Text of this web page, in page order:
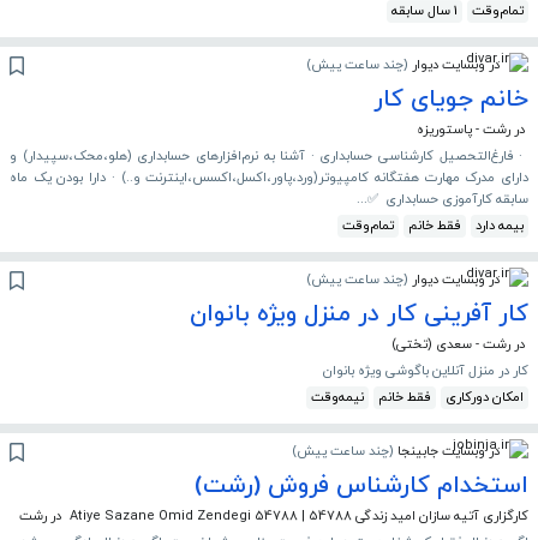
تمام‌وقت
1 سال سابقه
در وبسایت دیوار (چند ساعت پیش)
خانم جویای کار
در رشت - پاستوریزه
‎ ‎· فارغ‌التحصیل کارشناسی حسابداری ‎· آشنا به نرم‌افزارهای حسابداری (هلو،محک،سپیدار) و
دارای مدرک مهارت هفتگانه کامپیوتر(ورد،پاور،اکسل،اکسس،اینترنت و..) ‎· دارا بودن یک ماه
سابقه کارآموزی حسابداری ‎ ‎✅...
بیمه دارد
فقط خانم تمام‌وقت
در وبسایت دیوار (چند ساعت پیش)
کار آفرینی کار در منزل ویژه بانوان
در رشت - سعدی (تختی)
کار در منزل آنلاین باگوشی ویژه بانوان
امکان دورکاری
فقط خانم نیمه‌وقت
در وبسایت جابینجا (چند ساعت پیش)
استخدام کارشناس فروش (رشت)
کارگزاری آتیه سازان امید زندگی 54788 | Atiye Sazane Omid Zendegi 54788
در رشت